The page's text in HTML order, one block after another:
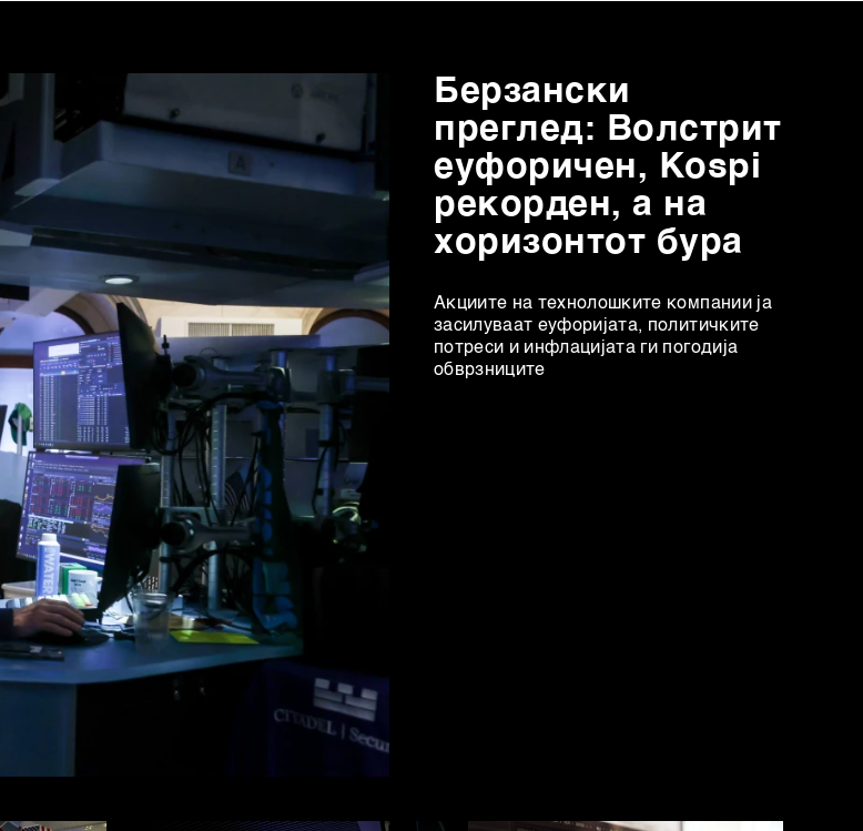
Берзански
преглед: Волстрит
еуфоричен, Коspi
рекорден, а на
хоризонтот бура
Акциите на технолошките компании ја
засилуваат еуфоријата, политичките
потреси и инфлацијата ги погодија
обврзниците